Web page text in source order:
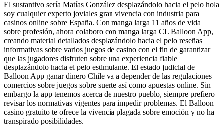
El sustantivo serí­a Matías González desplazándolo hacia el pelo hola
soy cualquier experto joviales gran vivencia con industria para
casinos online sobre España. Con manga larga 11 años de vida
sobre profesión, ahora colaboro con manga larga CL Balloon App,
creando material detallados desplazándolo hacia el pelo reseñas
informativas sobre varios juegos de casino con el fin de garantizar
que las jugadores disfruten sobre una experiencia fiable
desplazándolo hacia el pelo estimulante. El estado judicial de
Balloon App ganar dinero Chile va a depender de las regulaciones
comercios sobre juegos sobre suerte así­ como apuestas online. Sin
embargo la app tenemos acerca de nuestro pueblo, siempre prefiero
revisar los normativas vigentes para impedir problemas. El Balloon
casino gratuito te ofrece la vivencia plagada sobre emoción y no ha
transpirado posibilidades.